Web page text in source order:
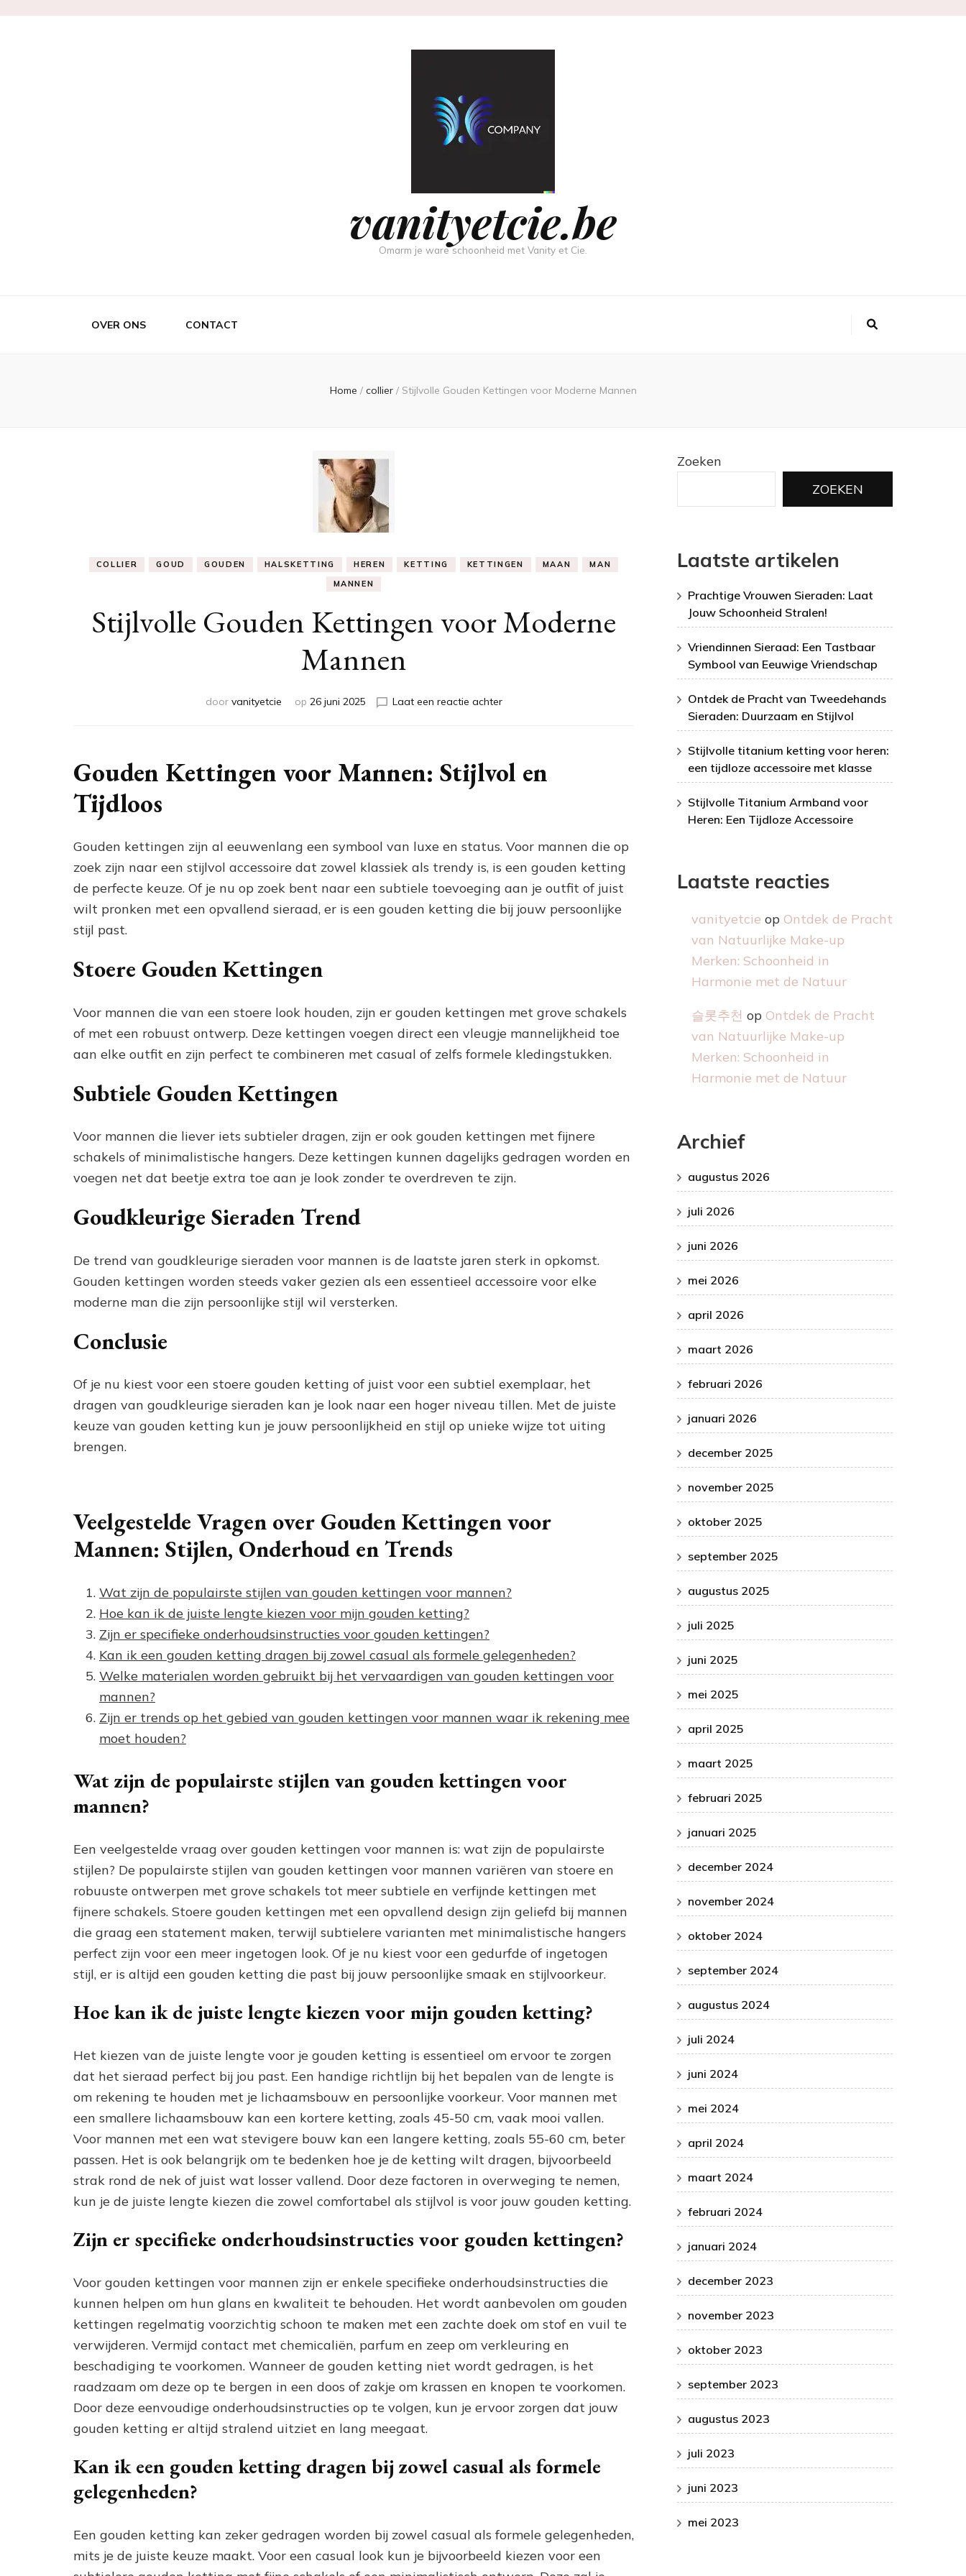
vanityetcie.be
Omarm je ware schoonheid met Vanity et Cie.
OVER ONS CONTACT
Home / collier / Stijlvolle Gouden Kettingen voor Moderne Mannen
COLLIER GOUD GOUDEN HALSKETTING HEREN KETTING KETTINGEN MAAN
MAN
MANNEN
Stijlvolle Gouden Kettingen voor Moderne
Mannen
door vanityetcie op 26 juni 2025 Laat een reactie achterop
voor
Moderne
Gouden Kettingen voor Mannen: Stijlvol en
Tijdloos
Gouden kettingen zijn al eeuwenlang een symbool van luxe en status. Voor mannen die op
zoek zijn naar een stijlvol accessoire dat zowel klassiek als trendy is, is een gouden ketting
de perfecte keuze. Of je nu op zoek bent naar een subtiele toevoeging aan je outfit of juist
wilt pronken met een opvallend sieraad, er is een gouden ketting die bij jouw persoonlijke
stijl past.
Stoere Gouden Kettingen
Voor mannen die van een stoere look houden, zijn er gouden kettingen met grove schakels
of met een robuust ontwerp. Deze kettingen voegen direct een vleugje mannelijkheid toe
aan elke outfit en zijn perfect te combineren met casual of zelfs formele kledingstukken.
Subtiele Gouden Kettingen
Voor mannen die liever iets subtieler dragen, zijn er ook gouden kettingen met fijnere
schakels of minimalistische hangers. Deze kettingen kunnen dagelijks gedragen worden en
voegen net dat beetje extra toe aan je look zonder te overdreven te zijn.
Goudkleurige Sieraden Trend
De trend van goudkleurige sieraden voor mannen is de laatste jaren sterk in opkomst.
Gouden kettingen worden steeds vaker gezien als een essentieel accessoire voor elke
moderne man die zijn persoonlijke stijl wil versterken.
Conclusie
Of je nu kiest voor een stoere gouden ketting of juist voor een subtiel exemplaar, het
dragen van goudkleurige sieraden kan je look naar een hoger niveau tillen. Met de juiste
keuze van gouden ketting kun je jouw persoonlijkheid en stijl op unieke wijze tot uiting
brengen.
Veelgestelde Vragen over Gouden Kettingen voor
Mannen: Stijlen, Onderhoud en Trends
Wat zijn de populairste stijlen van gouden kettingen voor mannen?
Hoe kan ik de juiste lengte kiezen voor mijn gouden ketting?
Zijn er specifieke onderhoudsinstructies voor gouden kettingen?
Kan ik een gouden ketting dragen bij zowel casual als formele gelegenheden?
Welke materialen worden gebruikt bij het vervaardigen van gouden kettingen voor
mannen?
Zijn er trends op het gebied van gouden kettingen voor mannen waar ik rekening mee
moet houden?
Wat zijn de populairste stijlen van gouden kettingen voor
mannen?
Een veelgestelde vraag over gouden kettingen voor mannen is: wat zijn de populairste
stijlen? De populairste stijlen van gouden kettingen voor mannen variëren van stoere en
robuuste ontwerpen met grove schakels tot meer subtiele en verfijnde kettingen met
fijnere schakels. Stoere gouden kettingen met een opvallend design zijn geliefd bij mannen
die graag een statement maken, terwijl subtielere varianten met minimalistische hangers
perfect zijn voor een meer ingetogen look. Of je nu kiest voor een gedurfde of ingetogen
stijl, er is altijd een gouden ketting die past bij jouw persoonlijke smaak en stijlvoorkeur.
Hoe kan ik de juiste lengte kiezen voor mijn gouden ketting?
Het kiezen van de juiste lengte voor je gouden ketting is essentieel om ervoor te zorgen
dat het sieraad perfect bij jou past. Een handige richtlijn bij het bepalen van de lengte is
om rekening te houden met je lichaamsbouw en persoonlijke voorkeur. Voor mannen met
een smallere lichaamsbouw kan een kortere ketting, zoals 45-50 cm, vaak mooi vallen.
Voor mannen met een wat stevigere bouw kan een langere ketting, zoals 55-60 cm, beter
passen. Het is ook belangrijk om te bedenken hoe je de ketting wilt dragen, bijvoorbeeld
strak rond de nek of juist wat losser vallend. Door deze factoren in overweging te nemen,
kun je de juiste lengte kiezen die zowel comfortabel als stijlvol is voor jouw gouden ketting.
Zijn er specifieke onderhoudsinstructies voor gouden kettingen?
Voor gouden kettingen voor mannen zijn er enkele specifieke onderhoudsinstructies die
kunnen helpen om hun glans en kwaliteit te behouden. Het wordt aanbevolen om gouden
kettingen regelmatig voorzichtig schoon te maken met een zachte doek om stof en vuil te
verwijderen. Vermijd contact met chemicaliën, parfum en zeep om verkleuring en
beschadiging te voorkomen. Wanneer de gouden ketting niet wordt gedragen, is het
raadzaam om deze op te bergen in een doos of zakje om krassen en knopen te voorkomen.
Door deze eenvoudige onderhoudsinstructies op te volgen, kun je ervoor zorgen dat jouw
gouden ketting er altijd stralend uitziet en lang meegaat.
Kan ik een gouden ketting dragen bij zowel casual als formele
gelegenheden?
Een gouden ketting kan zeker gedragen worden bij zowel casual als formele gelegenheden,
mits je de juiste keuze maakt. Voor een casual look kun je bijvoorbeeld kiezen voor een
Zoeken
ZOEKEN
Laatste artikelen
Prachtige Vrouwen Sieraden: Laat
Jouw Schoonheid Stralen!
Vriendinnen Sieraad: Een Tastbaar
Symbool van Eeuwige Vriendschap
Ontdek de Pracht van Tweedehands
Sieraden: Duurzaam en Stijlvol
Stijlvolle titanium ketting voor heren:
een tijdloze accessoire met klasse
Stijlvolle Titanium Armband voor
Heren: Een Tijdloze Accessoire
Laatste reacties
vanityetcie op Ontdek de Pracht
van Natuurlijke Make-up
Merken: Schoonheid in
Harmonie met de Natuur
슬롯추천 op Ontdek de Pracht
van Natuurlijke Make-up
Merken: Schoonheid in
Harmonie met de Natuur
Archief
augustus 2026
juli 2026
juni 2026
mei 2026
april 2026
maart 2026
februari 2026
januari 2026
december 2025
november 2025
oktober 2025
september 2025
augustus 2025
juli 2025
juni 2025
mei 2025
april 2025
maart 2025
februari 2025
januari 2025
december 2024
november 2024
oktober 2024
september 2024
augustus 2024
juli 2024
juni 2024
mei 2024
april 2024
maart 2024
februari 2024
januari 2024
december 2023
november 2023
oktober 2023
september 2023
augustus 2023
juli 2023
juni 2023
mei 2023